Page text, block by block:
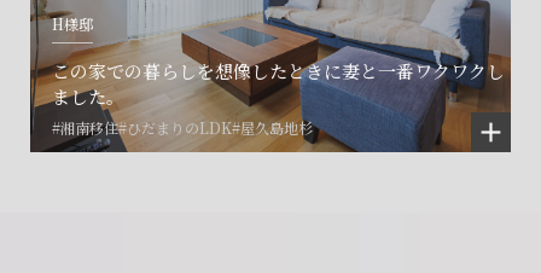
H様邸
この家での暮らしを想像したときに妻と一番ワクワクし
ました。
#湘南移住#ひだまりのLDK#屋久島地杉